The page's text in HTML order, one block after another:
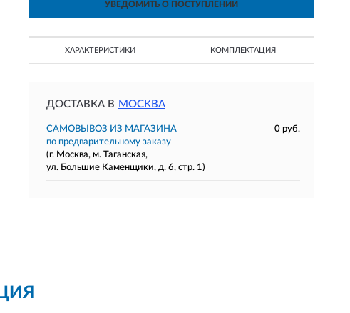
УВЕДОМИТЬ О ПОСТУПЛЕНИИ
ХАРАКТЕРИСТИКИ КОМПЛЕКТАЦИЯ
ДОСТАВКА В МОСКВА
САМОВЫВОЗ ИЗ МАГАЗИНА
0 руб.
по предварительному заказу
(г. Москва, м. Таганская,
ул. Большие Каменщики, д. 6, стр. 1)